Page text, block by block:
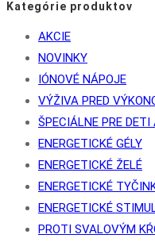
Kategórie produktov
AKCIE
NOVINKY
IÓNOVÉ NÁPOJE
VÝŽIVA PRED
ŠPECIÁLNE PRE
ENERGETICKÉ GÉLY
ENERGETICKÉ ŽELÉ
ENERGETICKÉ
ENERGETICKÉ
PROTI SVALOVÝM